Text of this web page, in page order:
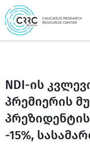
Skip
to
content
NDI-ის
პრემიერის
-15%,